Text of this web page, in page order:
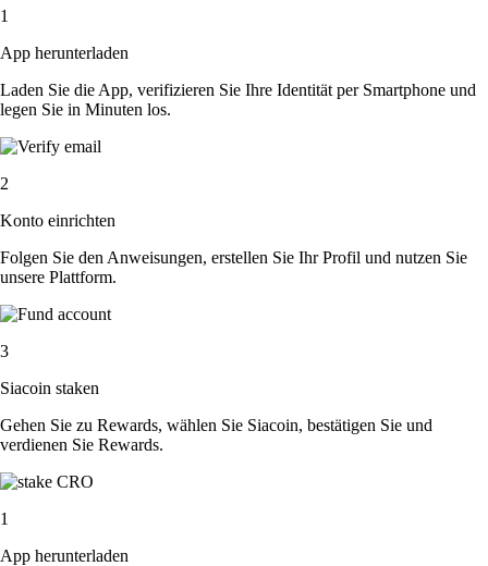
1
App herunterladen
Laden Sie die App, verifizieren Sie Ihre Identität per Smartphone und
legen Sie in Minuten los.
2
Konto einrichten
Folgen Sie den Anweisungen, erstellen Sie Ihr Profil und nutzen Sie
unsere Plattform.
3
Siacoin staken
Gehen Sie zu Rewards, wählen Sie Siacoin, bestätigen Sie und
verdienen Sie Rewards.
1
App herunterladen